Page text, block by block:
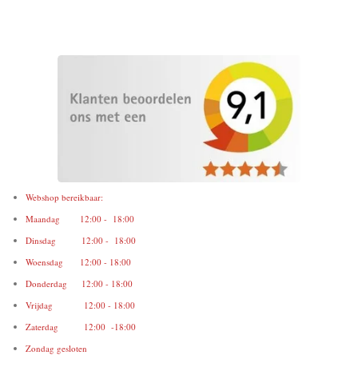
Webshop bereikbaar:
Maandag 12:00 - 18:00
Dinsdag 12:00 - 18:00
Woensdag 12:00 - 18:00
Donderdag 12:00 - 18:00
Vrijdag 12:00 - 18:00
Zaterdag 12:00 -18:00
Zondag gesloten